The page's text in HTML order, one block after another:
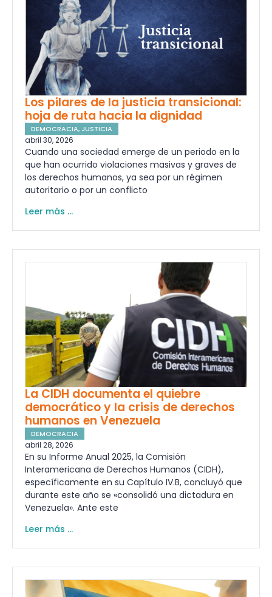
Los pilares de la justicia transicional:
hoja de ruta hacia la dignidad
DEMOCRACIA, JUSTICIA
abril 30, 2026
Cuando una sociedad emerge de un periodo en la
que han ocurrido violaciones masivas y graves de
los derechos humanos, ya sea por un régimen
autoritario o por un conflicto
Leer más ...
La CIDH documenta el quiebre
democrático y la crisis de derechos
humanos en Venezuela
DEMOCRACIA
abril 28, 2026
En su Informe Anual 2025, la Comisión
Interamericana de Derechos Humanos (CIDH),
específicamente en su Capítulo IV.B, concluyó que
durante este año se «consolidó una dictadura en
Venezuela». Ante este
Leer más ...